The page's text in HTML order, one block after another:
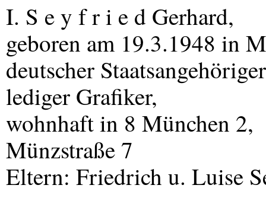
I. S e y f r i e d Gerhard,
geboren am 19.3.1948 in
deutscher
lediger Grafiker,
wohnhaft in 8 München 2,
Münzstraße 7
Eltern: Friedrich u. Luise